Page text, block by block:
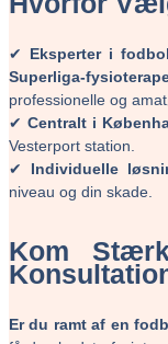
✔ Eksperter i
Superliga-
professionelle og
✔Centralt i
Vesterport station.
✔ Individuelle
niveau og din skade.
Kom
Er du ramt af en